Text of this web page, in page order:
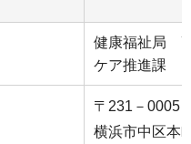
健康福祉局
ケア推進課
〒231－0005
横浜市中区本